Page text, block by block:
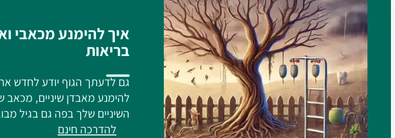
איך להימנע מכאבי
בריאות
גם לדעתך הגוף יודע לחדש
להימנע מאבדן שיניים, מכאב
השיניים שלך בפה גם בגיל
להדרכה חינם